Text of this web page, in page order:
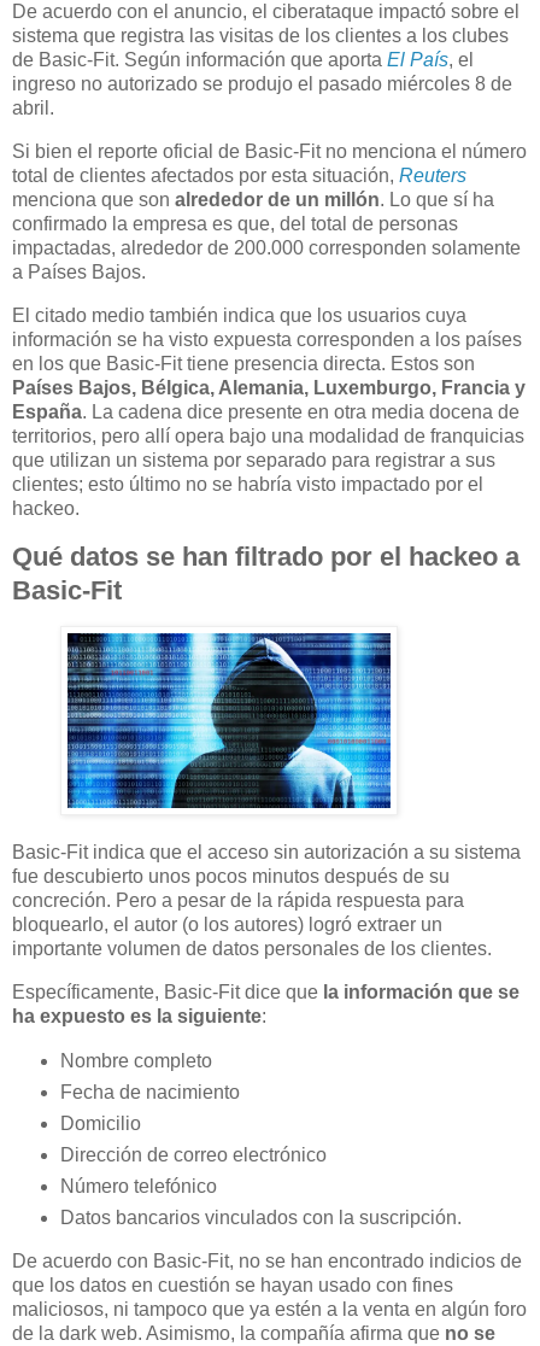
De acuerdo con el anuncio, el ciberataque impactó sobre el
sistema que registra las visitas de los clientes a los clubes
de Basic-Fit. Según información que aporta El País, el
ingreso no autorizado se produjo el pasado miércoles 8 de
abril.
Si bien el reporte oficial de Basic-Fit no menciona el número
total de clientes afectados por esta situación, Reuters
menciona que son alrededor de un millón. Lo que sí ha
confirmado la empresa es que, del total de personas
impactadas, alrededor de 200.000 corresponden solamente
a Países Bajos.
El citado medio también indica que los usuarios cuya
información se ha visto expuesta corresponden a los países
en los que Basic-Fit tiene presencia directa. Estos son
Países Bajos, Bélgica, Alemania, Luxemburgo, Francia y
España. La cadena dice presente en otra media docena de
territorios, pero allí opera bajo una modalidad de franquicias
que utilizan un sistema por separado para registrar a sus
clientes; esto último no se habría visto impactado por el
hackeo.
Qué datos se han filtrado por el hackeo a
Basic-Fit
Basic-Fit indica que el acceso sin autorización a su sistema
fue descubierto unos pocos minutos después de su
concreción. Pero a pesar de la rápida respuesta para
bloquearlo, el autor (o los autores) logró extraer un
importante volumen de datos personales de los clientes.
Específicamente, Basic-Fit dice que la información que se
ha expuesto es la siguiente:
Nombre completo
Fecha de nacimiento
Domicilio
Dirección de correo electrónico
Número telefónico
Datos bancarios vinculados con la suscripción.
De acuerdo con Basic-Fit, no se han encontrado indicios de
que los datos en cuestión se hayan usado con fines
maliciosos, ni tampoco que ya estén a la venta en algún foro
de la dark web. Asimismo, la compañía afirma que no se